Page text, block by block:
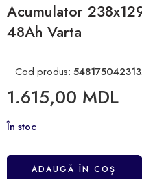
Acumulator
48Ah Varta
Cod produs:
1.615,00 MDL
În stoc
ADAUGĂ ÎN COȘ